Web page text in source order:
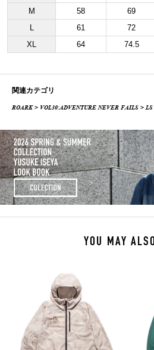
M
58 69
L
61 72
XL
64 74.5
関連カテゴリ
ROARK> VOL30:ADVENTURE NEVER FAILS >LS
YOU MAY